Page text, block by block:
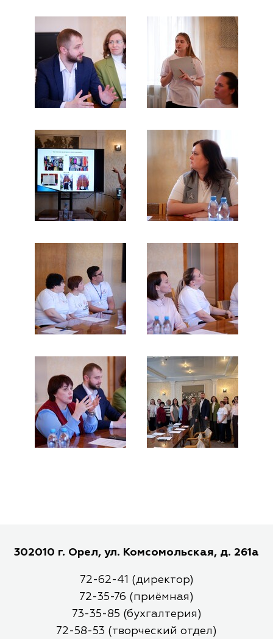
302010 г. Орел, ул. Комсомольская, д. 261а
72-62-41 (директор)
72-35-76 (приёмная)
73-35-85 (бухгалтерия)
72-58-53 (творческий отдел)